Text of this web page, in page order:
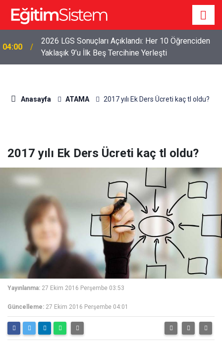
04:00
2026 LGS Sonuçları Açıklandı: Her 10 Öğrenciden
Yaklaşık 9’u İlk Beş Tercihine Yerleşti
Anasayfa ATAMA 2017 yılı Ek Ders Ücreti kaç tl oldu?
2017 yılı Ek Ders Ücreti kaç tl oldu?
Yayınlanma: 27 Ekim 2016 Perşembe 03:53
Güncelleme: 27 Ekim 2016 Perşembe 04:01